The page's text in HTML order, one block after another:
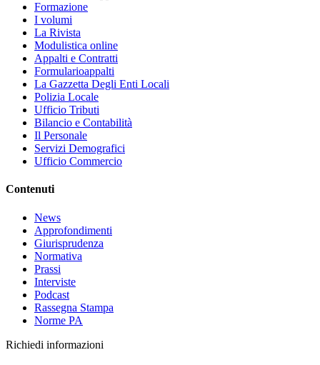
Formazione
I volumi
La Rivista
Modulistica online
Appalti e Contratti
Formularioappalti
La Gazzetta Degli Enti Locali
Polizia Locale
Ufficio Tributi
Bilancio e Contabilità
Il Personale
Servizi Demografici
Ufficio Commercio
Contenuti
News
Approfondimenti
Giurisprudenza
Normativa
Prassi
Interviste
Podcast
Rassegna Stampa
Norme PA
Richiedi informazioni